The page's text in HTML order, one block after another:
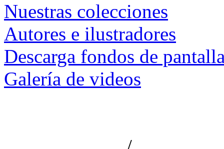
Nuestras colecciones
Autores e ilustradores
Descarga fondos de
Galería de videos